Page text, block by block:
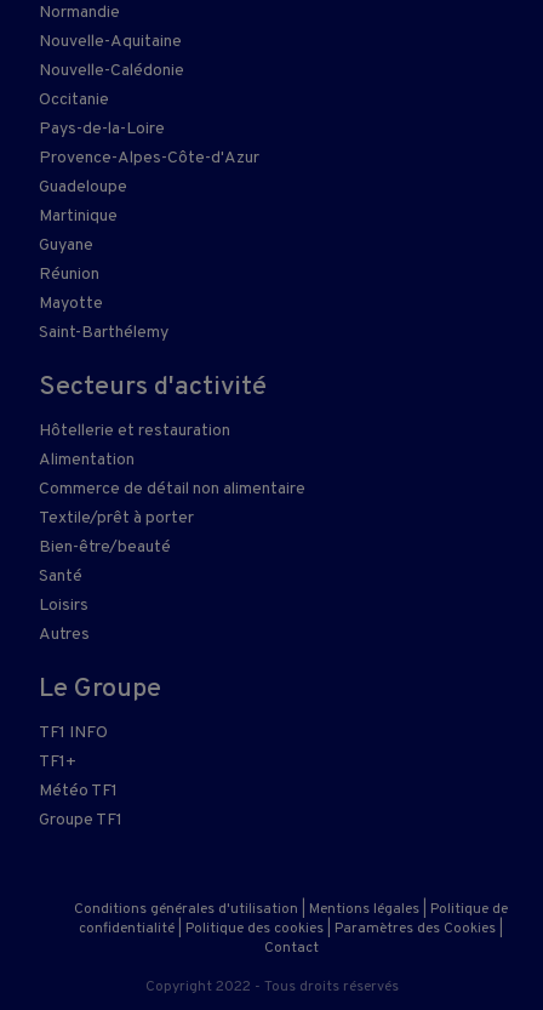
Normandie
Nouvelle-Aquitaine
Nouvelle-Calédonie
Occitanie
Pays-de-la-Loire
Provence-Alpes-Côte-d'Azur
Guadeloupe
Martinique
Guyane
Réunion
Mayotte
Saint-Barthélemy
Secteurs d'activité
Hôtellerie et restauration
Alimentation
Commerce de détail non alimentaire
Textile/prêt à porter
Bien-être/beauté
Santé
Loisirs
Autres
Le Groupe
TF1 INFO
TF1+
Météo TF1
Groupe TF1
Conditions générales d'utilisation Mentions légales
Politique de
confidentialité
Politique des cookies Paramètres des Cookies
Contact
Copyright 2022 - Tous droits réservés